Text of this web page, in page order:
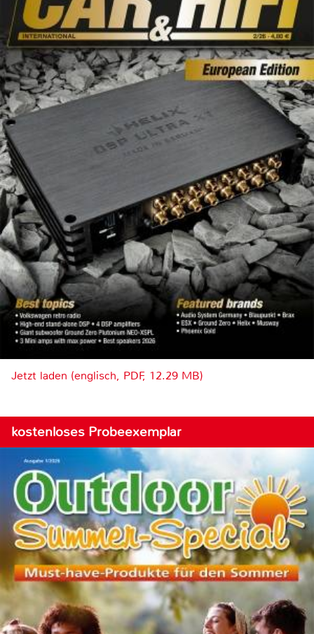
Jetzt laden (englisch, PDF, 12.29 MB)
kostenloses Probeexemplar